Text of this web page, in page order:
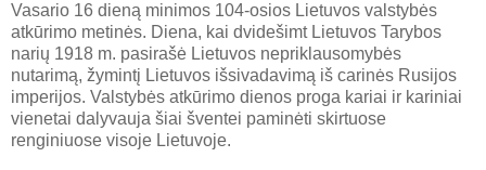
Vasario 16 dieną minimos 104-osios Lietuvos valstybės
atkūrimo metinės. Diena, kai dvidešimt Lietuvos Tarybos
narių 1918 m. pasirašė Lietuvos nepriklausomybės
nutarimą, žymintį Lietuvos išsivadavimą iš carinės Rusijos
imperijos. Valstybės atkūrimo dienos proga kariai ir kariniai
vienetai dalyvauja šiai šventei paminėti skirtuose
renginiuose visoje Lietuvoje.